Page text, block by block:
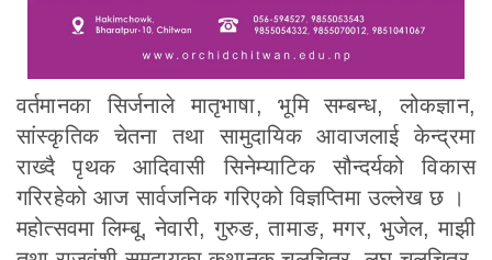
वर्तमानका सिर्जनाले मातृभाषा, भूमि सम्बन्ध, लोकज्ञान,
सांस्कृतिक चेतना तथा सामुदायिक आवाजलाई केन्द्रमा
राख्दै पृथक आदिवासी सिनेम्याटिक सौन्दर्यको विकास
गरिरहेको आज सार्वजनिक गरिएको विज्ञप्तिमा उल्लेख छ ।
महोत्सवमा लिम्बू, नेवारी, गुरुङ, तामाङ, मगर, भुजेल, माझी